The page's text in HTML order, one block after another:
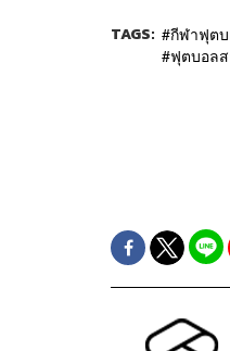
TAGS: กีฬาฟุต
ฟุตบอล